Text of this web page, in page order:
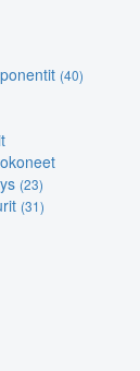
(40)
(23)
(31)